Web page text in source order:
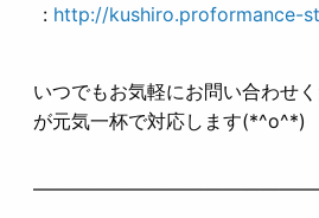
: http://kushiro.proformance-
いつでもお気軽にお問い合わせ
が元気一杯で対応します(*^o^*)